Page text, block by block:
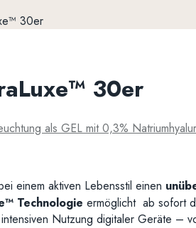
30er
30er
als GEL mit 0,3%
einem aktiven Lebensstil einen
Technologie ermöglicht ab sofort
Nutzung digitaler Geräte –